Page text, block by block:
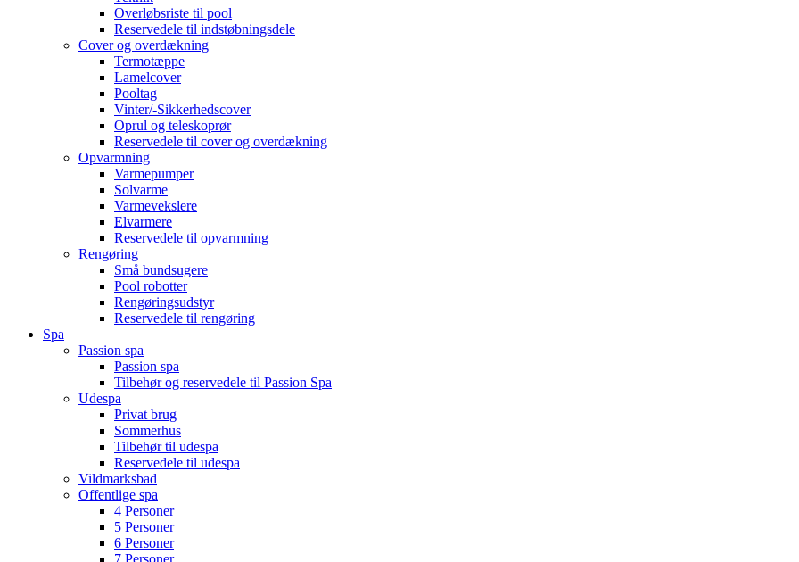
Overløbsriste til pool
Reservedele til indstøbningsdele
Cover og overdækning
Termotæppe
Lamelcover
Pooltag
Vinter/-Sikkerhedscover
Oprul og teleskoprør
Reservedele til cover og overdækning
Opvarmning
Varmepumper
Solvarme
Varmevekslere
Elvarmere
Reservedele til opvarmning
Rengøring
Små bundsugere
Pool robotter
Rengøringsudstyr
Reservedele til rengøring
Spa
Passion spa
Passion spa
Tilbehør og reservedele til Passion Spa
Udespa
Privat brug
Sommerhus
Tilbehør til udespa
Reservedele til udespa
Vildmarksbad
Offentlige spa
4 Personer
5 Personer
6 Personer
7 Personer